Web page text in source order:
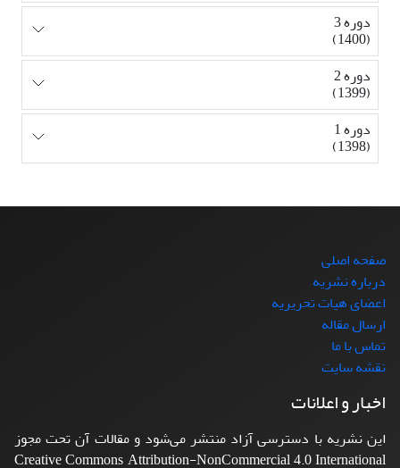
دوره 3
(1400)
دوره 2
(1399)
دوره 1
(1398)
صفحه اصلی
درباره نشریه
اعضای هیات تحریریه
ارسال مقاله
تماس با ما
نقشه سایت
اخبار و اعلانات
این نشریه با دسترسی آزاد منتشر می‌شود و مقالات آن تحت مجوز
Creative Commons Attribution-NonCommercial 4.0 International